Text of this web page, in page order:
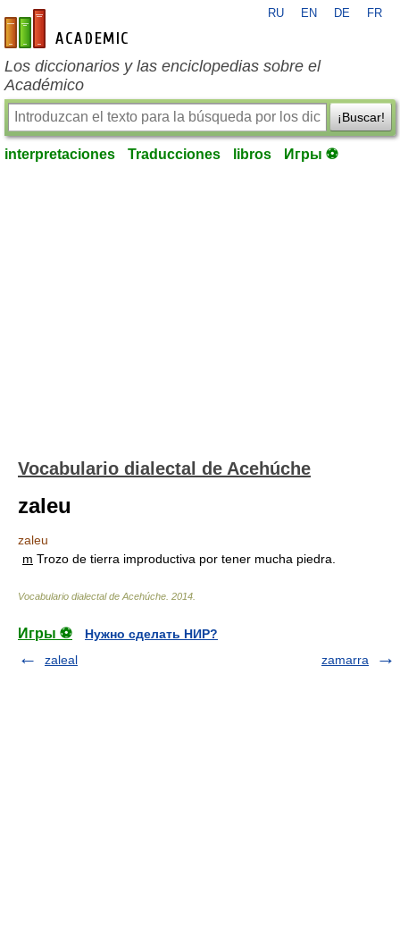
es-academic.com
RU EN DE FR
Los diccionarios y las enciclopedias sobre el
Académico
¡Buscar!
interpretaciones Traducciones libros Игры ⚽
Vocabulario dialectal de Acehúche
zaleu
zaleu
m Trozo de tierra improductiva por tener mucha piedra.
Vocabulario dialectal de Acehúche 2014
Игры ⚽
Нужно сделать НИР?
zaleal
zamarra